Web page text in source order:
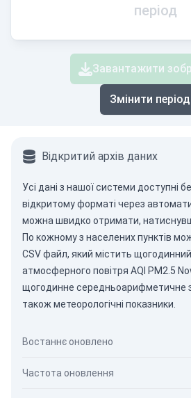
період
Завантажити
Змінити період
Відкритий архів даних
Усі дані з нашої системи доступні
відкритому форматі через
можна швидко отримати,
По кожному з населених пунктів
CSV файл, який містить щогодинний
атмосферного повітря AQI PM2.5
щогодинне середньоарифметичне
також метеорологічні показники.
Востаннє оновлено
Частота оновлення